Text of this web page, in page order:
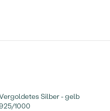
Silber - gelb
1000